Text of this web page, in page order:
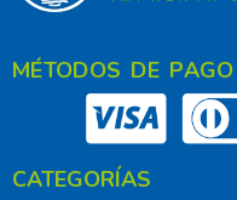
MÉTODOS DE PAGO
CATEGORÍAS